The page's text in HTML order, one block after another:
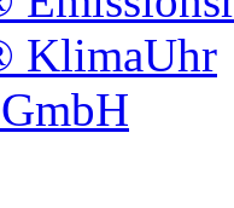
KlimaUhr